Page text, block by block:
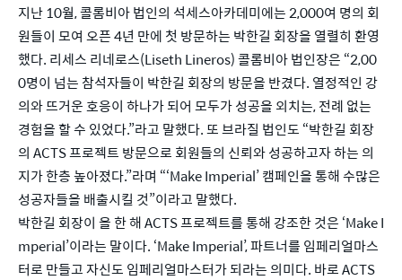
지난 10월, 콜롬비아 법인의 석세스아카데미에는 2,000여 명의 회
원들이 모여 오픈 4년 만에 첫 방문하는 박한길 회장을 열렬히 환영
했다. 리세스 리네로스(Liseth Lineros) 콜롬비아 법인장은 “2,00
0명이 넘는 참석자들이 박한길 회장의 방문을 반겼다. 열정적인 강
의와 뜨거운 호응이 하나가 되어 모두가 성공을 외치는, 전례 없는
경험을 할 수 있었다.”라고 말했다. 또 브라질 법인도 “박한길 회장
의 ACTS 프로젝트 방문으로 회원들의 신뢰와 성공하고자 하는 의
지가 한층 높아졌다.”라며 “‘Make Imperial’ 캠페인을 통해 수많은
성공자들을 배출시킬 것”이라고 말했다.
박한길 회장이 올 한 해 ACTS 프로젝트를 통해 강조한 것은 ‘Make I
mperial’이라는 말이다. ‘Make Imperial’, 파트너를 임페리얼마스
터로 만들고 자신도 임페리얼마스터가 되라는 의미다. 바로 ACTS